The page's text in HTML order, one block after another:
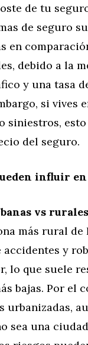
de tu
de seguro
en
debido a la
y una tasa
si vives
siniestros,
del seguro.
influir en
vs
más rural de
accidentes y
lo que suele
bajas. Por el
urbanizadas,
sea una